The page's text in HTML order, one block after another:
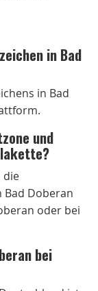
in Bad
in Bad
und
die
Doberan
oder bei
bei